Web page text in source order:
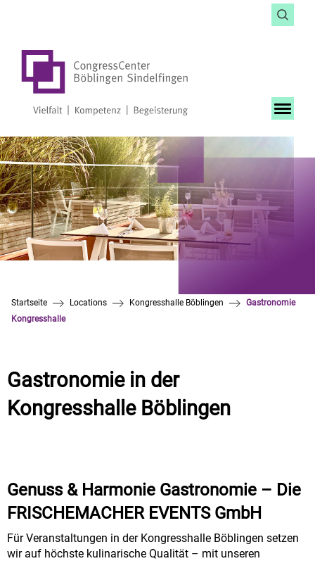
Startseite Locations Kongresshalle Böblingen
Gastronomie
Kongresshalle
Gastronomie in der
Kongresshalle Böblingen
Genuss & Harmonie Gastronomie – Die
FRISCHEMACHER EVENTS GmbH
Für Veranstaltungen in der Kongresshalle Böblingen setzen
wir auf höchste kulinarische Qualität – mit unseren